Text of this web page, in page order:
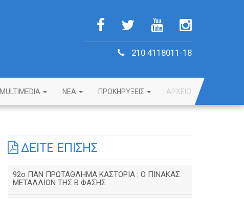
210 4118011-18
MULTIMEDIA NEA ΠΡΟΚΗΡΥΞΕΙΣ ΑΡΧΕΙΟ
ΔΕΙΤΕ ΕΠΙΣΗΣ
92o ΠΑΝ ΠΡΩΤΑΘΛΗΜΑ ΚΑΣΤΟΡΙΑ : Ο ΠΙΝΑΚΑΣ
ΜΕΤΑΛΛΙΩΝ ΤΗΣ Β ΦΑΣΗΣ